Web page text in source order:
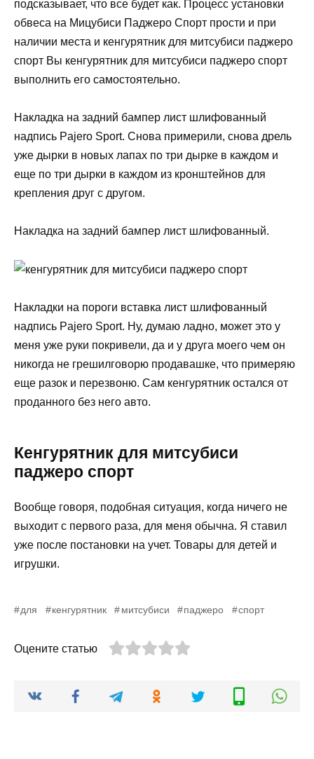
подсказывает, что все будет как. Процесс установки
обвеса на Мицубиси Паджеро Спорт прости и при
наличии места и кенгурятник для митсубиси паджеро
спорт Вы кенгурятник для митсубиси паджеро спорт
выполнить его самостоятельно.
Накладка на задний бампер лист шлифованный
надпись Pajero Sport. Снова примерили, снова дрель
уже дырки в новых лапах по три дырке в каждом и
еще по три дырки в каждом из кронштейнов для
крепления друг с другом.
Накладка на задний бампер лист шлифованный.
Накладки на пороги вставка лист шлифованный
надпись Pajero Sport. Ну, думаю ладно, может это у
меня уже руки покривели, да и у друга моего чем он
никогда не грешилговорю продавашке, что примеряю
еще разок и перезвоню. Сам кенгурятник остался от
проданного без него авто.
Кенгурятник для митсубиси
паджеро спорт
Вообще говоря, подобная ситуация, когда ничего не
выходит с первого раза, для меня обычна. Я ставил
уже после постановки на учет. Товары для детей и
игрушки.
для кенгурятник митсубиси паджеро спорт
Оцените статью